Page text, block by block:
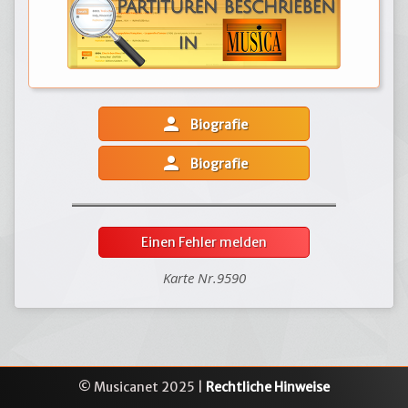
person Biografie
person Biografie
Einen Fehler melden
Karte Nr.9590
© Musicanet 2025 | Rechtliche Hinweise